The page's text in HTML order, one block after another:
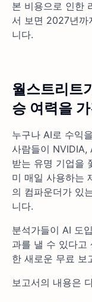
본 비용으로 인한
서 보면 2027년까
니다.
월스트리트
승 여력을
누구나 AI로 수익
사람들이 NVIDIA,
받는 유명 기업을
미 매일 사용하는
의 컴파운더가 있
니다.
분석가들이 AI 도
과를 낼 수 있다고
한 새로운 무료 보
보고서의 내용은